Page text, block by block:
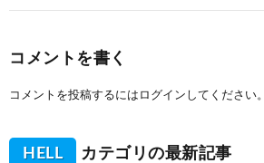
コメントを書く
コメントを投稿するには ログイン してください。
HELL カテゴリの最新記事